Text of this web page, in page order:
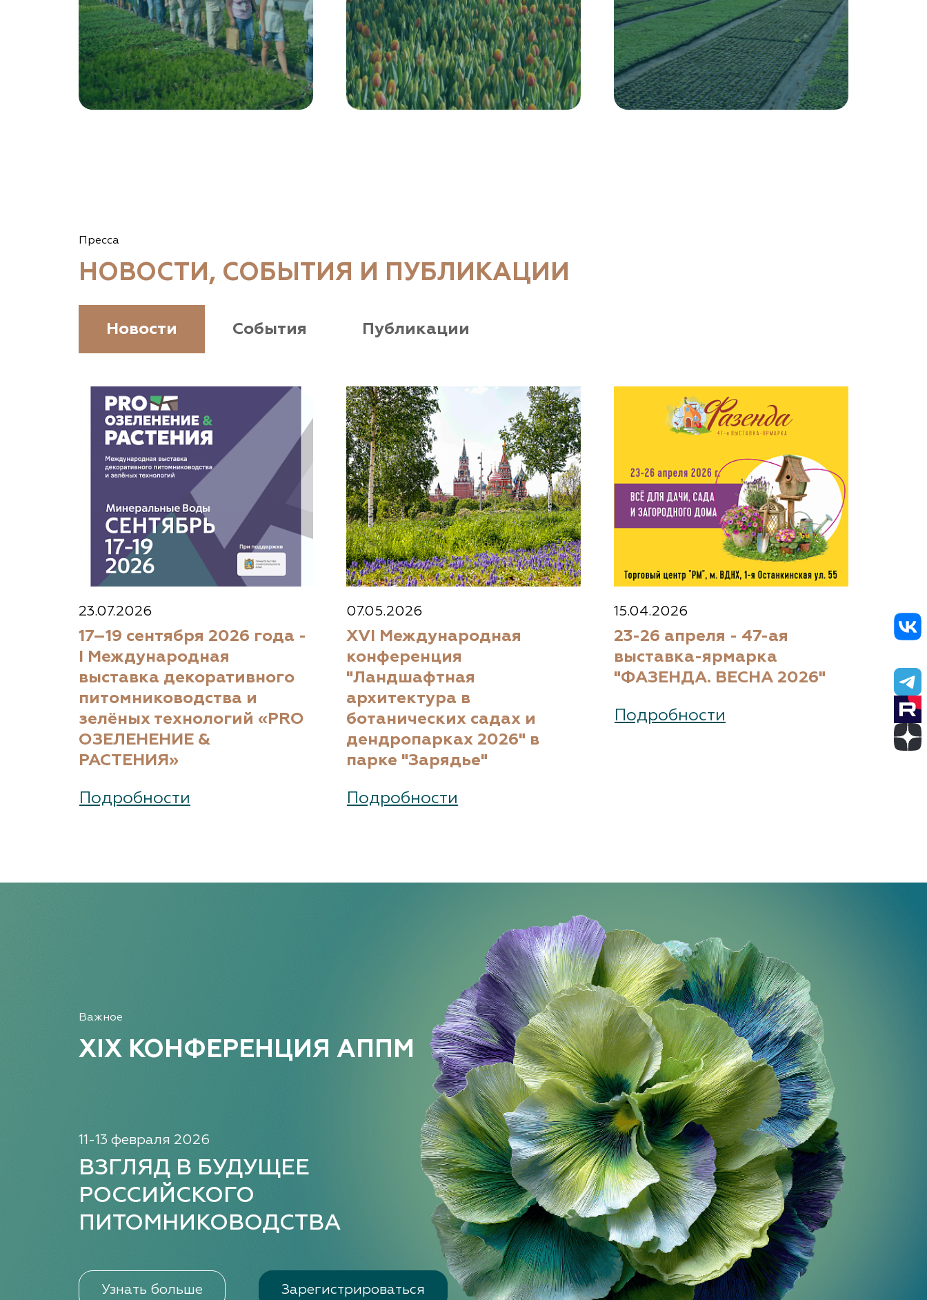
Пресса
НОВОСТИ, СОБЫТИЯ И ПУБЛИКАЦИИ
Новости События Публикации
23.07.2026
17–19 сентября 2026 года -
I Международная
выставка декоративного
питомниководства и
зелёных технологий «PRO
ОЗЕЛЕНЕНИЕ &
РАСТЕНИЯ»
Подробности
07.05.2026
XVI Международная
конференция
"Ландшафтная
архитектура в
ботанических садах и
дендропарках 2026" в
парке "Зарядье"
Подробности
15.04.2026
23-26 апреля - 47-ая
выставка-ярмарка
"ФАЗЕНДА. ВЕСНА 2026"
Подробности
Важное
XIX КОНФЕРЕНЦИЯ АППМ
11-13 февраля 2026
ВЗГЛЯД В БУДУЩЕЕ
РОССИЙСКОГО
ПИТОМНИКОВОДСТВА
Узнать больше Зарегистрироваться